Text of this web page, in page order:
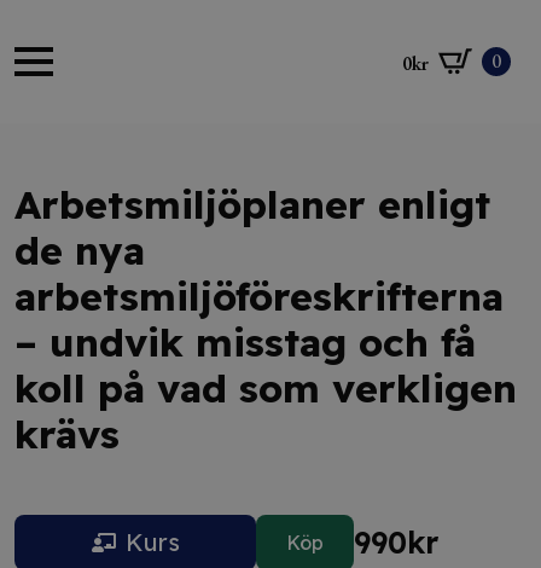
0kr 0
Arbetsmiljöplaner enligt
de nya
arbetsmiljöföreskrifterna
– undvik misstag och få
koll på vad som verkligen
krävs
Kurs Köp 990kr